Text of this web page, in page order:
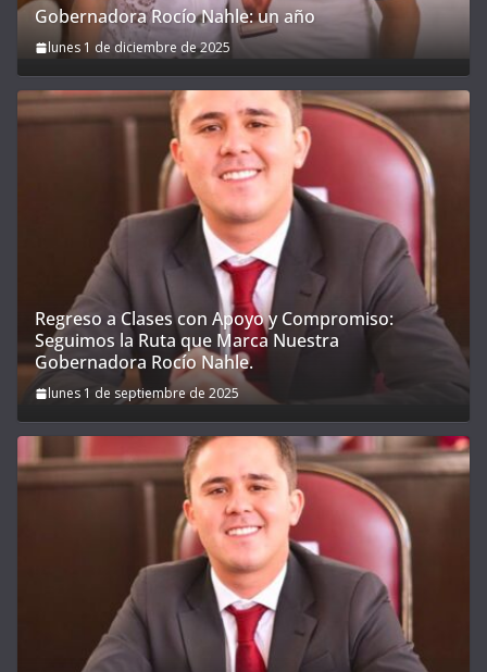
Gobernadora Rocío Nahle: un año
lunes 1 de diciembre de 2025
Regreso a Clases con Apoyo y Compromiso:
Seguimos la Ruta que Marca Nuestra
Gobernadora Rocío Nahle.
lunes 1 de septiembre de 2025